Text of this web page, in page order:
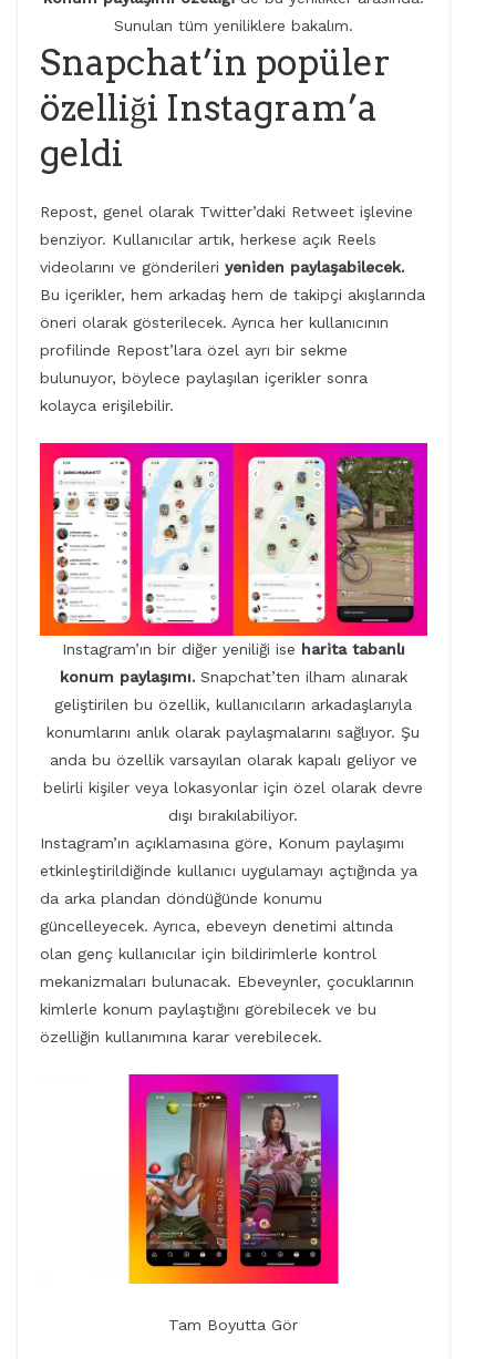
Sunulan tüm yeniliklere bakalım.
Snapchat’in popüler
özelliği Instagram’a
geldi
Repost, genel olarak Twitter’daki Retweet işlevine
benziyor. Kullanıcılar artık, herkese açık Reels
videolarını ve gönderileri yeniden paylaşabilecek.
Bu içerikler, hem arkadaş hem de takipçi akışlarında
öneri olarak gösterilecek. Ayrıca her kullanıcının
profilinde Repost’lara özel ayrı bir sekme
bulunuyor, böylece paylaşılan içerikler sonra
kolayca erişilebilir.
Instagram’ın bir diğer yeniliği ise harita tabanlı
konum paylaşımı.Snapchat’ten ilham alınarak
geliştirilen bu özellik, kullanıcıların arkadaşlarıyla
konumlarını anlık olarak paylaşmalarını sağlıyor. Şu
anda bu özellik varsayılan olarak kapalı geliyor ve
belirli kişiler veya lokasyonlar için özel olarak devre
dışı bırakılabiliyor.
Instagram’ın açıklamasına göre, Konum paylaşımı
etkinleştirildiğinde kullanıcı uygulamayı açtığında ya
da arka plandan döndüğünde konumu
güncelleyecek. Ayrıca, ebeveyn denetimi altında
olan genç kullanıcılar için bildirimlerle kontrol
mekanizmaları bulunacak. Ebeveynler, çocuklarının
kimlerle konum paylaştığını görebilecek ve bu
özelliğin kullanımına karar verebilecek.
Tam Boyutta Gör